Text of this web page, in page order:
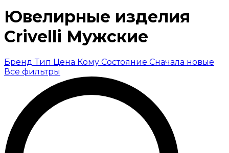
Ювелирные изделия
Crivelli Мужские
Бренд Тип Цена Кому Состояние Сначала новые
Все фильтры